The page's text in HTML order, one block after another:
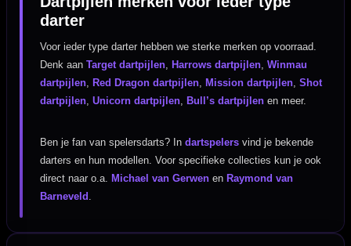
darter
Voor ieder type darter hebben we sterke merken op voorraad.
Denk aanTarget dartpijlen, Harrows dartpijlen,Winmau
dartpijlen, Red Dragon dartpijlen, Mission dartpijlen,Shot
dartpijlen,Unicorn dartpijlen, Bull’s dartpijlen en meer.
Ben je fan van spelersdarts? Indartspelers vind je bekende
darters en hun modellen. Voor specifieke collecties kun je ook
direct naar o.a. Michael van Gerwen en Raymond van
Barneveld .